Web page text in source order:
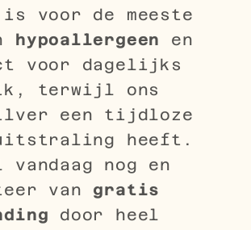
voor de meeste
hypoallergeen en
voor dagelijks
terwijl ons
een tijdloze
heeft.
vandaag nog en
van gratis
door heel